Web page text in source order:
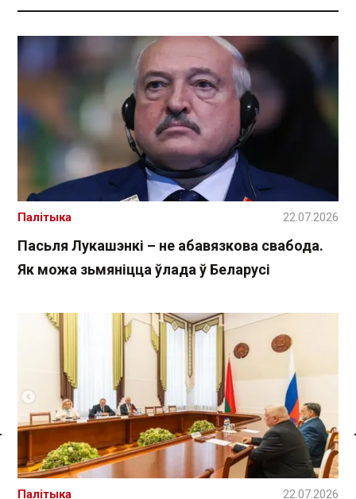
Спасылка без VPN
Пасьля Лукашэнкі – не абавязкова свабода.
Як можа зьмяніцца ўлада ў Беларусі
Палітыка 22.07.2026
Палітыка 22.07.2026